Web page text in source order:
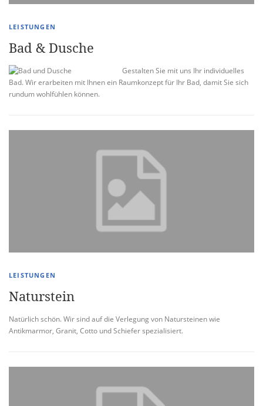
LEISTUNGEN
Bad & Dusche
Gestalten Sie mit uns Ihr individuelles
Bad. Wir erarbeiten mit Ihnen ein Raumkonzept für Ihr Bad, damit Sie sich
rundum wohlfühlen können.
LEISTUNGEN
Naturstein
Natürlich schön. Wir sind auf die Verlegung von Natursteinen wie
Antikmarmor, Granit, Cotto und Schiefer spezialisiert.